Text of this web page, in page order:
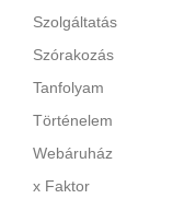
Szolgáltatás
Szórakozás
Tanfolyam
Történelem
Webáruház
x Faktor